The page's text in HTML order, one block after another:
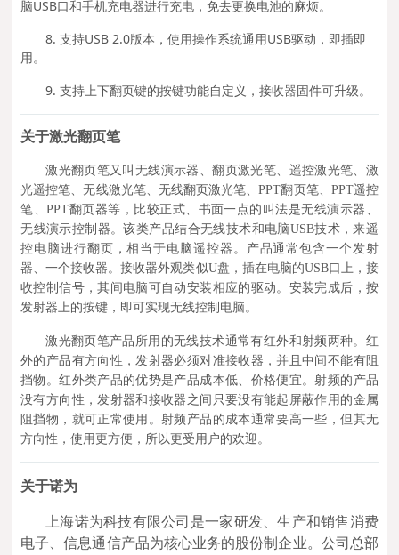
脑USB口和手机充电器进行充电，免去更换电池的麻烦。
8. 支持USB 2.0版本，使用操作系统通用USB驱动，即插即
用。
9. 支持上下翻页键的按键功能自定义，接收器固件可升级。
关于激光翻页笔
激光翻页笔又叫无线演示器、翻页激光笔、遥控激光笔、激
光遥控笔、无线激光笔、无线翻页激光笔、PPT翻页笔、PPT遥控
笔、PPT翻页器等，比较正式、书面一点的叫法是无线演示器、
无线演示控制器。该类产品结合无线技术和电脑USB技术，来遥
控电脑进行翻页，相当于电脑遥控器。产品通常包含一个发射
器、一个接收器。接收器外观类似U盘，插在电脑的USB口上，接
收控制信号，其间电脑可自动安装相应的驱动。安装完成后，按
发射器上的按键，即可实现无线控制电脑。
激光翻页笔产品所用的无线技术通常有红外和射频两种。红
外的产品有方向性，发射器必须对准接收器，并且中间不能有阻
挡物。红外类产品的优势是产品成本低、价格便宜。射频的产品
没有方向性，发射器和接收器之间只要没有能起屏蔽作用的金属
阻挡物，就可正常使用。射频产品的成本通常要高一些，但其无
方向性，使用更方便，所以更受用户的欢迎。
关于诺为
上海诺为科技有限公司是一家研发、生产和销售消费
电子、信息通信产品为核心业务的股份制企业。公司总部